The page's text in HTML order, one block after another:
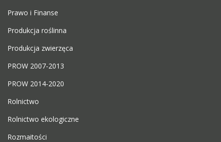
Prawo i Finanse
Produkcja roślinna
Produkcja zwierzęca
PROW 2007-2013
PROW 2014-2020
Rolnictwo
Rolnictwo ekologiczne
Rozmaitości